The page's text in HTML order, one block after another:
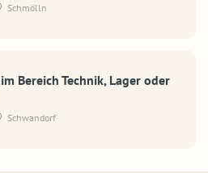
Schmölln
Bereich Technik, Lager oder
Schwandorf